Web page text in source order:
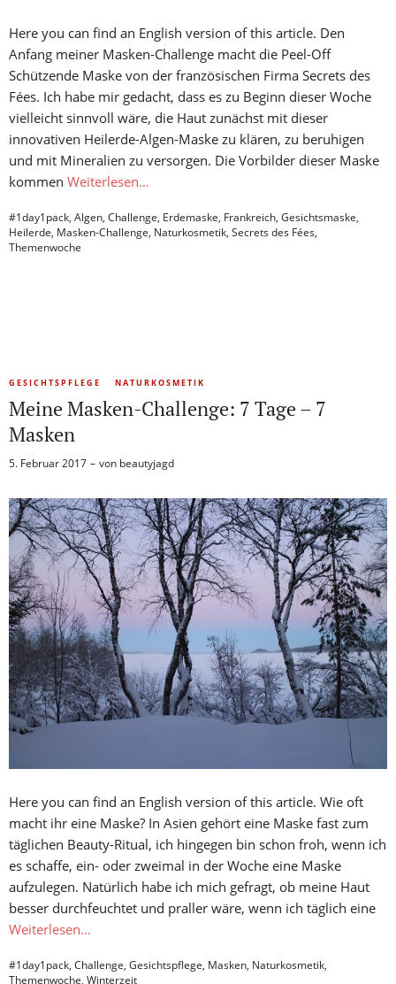
Here you can find an English version of this article. Den
Anfang meiner Masken-Challenge macht die Peel-Off
Schützende Maske von der französischen Firma Secrets des
Fées. Ich habe mir gedacht, dass es zu Beginn dieser Woche
vielleicht sinnvoll wäre, die Haut zunächst mit dieser
innovativen Heilerde-Algen-Maske zu klären, zu beruhigen
und mit Mineralien zu versorgen. Die Vorbilder dieser Maske
kommen Weiterlesen…
#1day1pack, Algen, Challenge, Erdemaske, Frankreich, Gesichtsmaske,
Heilerde, Masken-Challenge, Naturkosmetik, Secrets des Fées,
Themenwoche
GESICHTSPFLEGE NATURKOSMETIK
Meine Masken-Challenge: 7 Tage – 7
Masken
5. Februar 2017 von beautyjagd
Here you can find an English version of this article. Wie oft
macht ihr eine Maske? In Asien gehört eine Maske fast zum
täglichen Beauty-Ritual, ich hingegen bin schon froh, wenn ich
es schaffe, ein- oder zweimal in der Woche eine Maske
aufzulegen. Natürlich habe ich mich gefragt, ob meine Haut
besser durchfeuchtet und praller wäre, wenn ich täglich eine
Weiterlesen…
#1day1pack, Challenge, Gesichtspflege, Masken, Naturkosmetik,
Themenwoche, Winterzeit